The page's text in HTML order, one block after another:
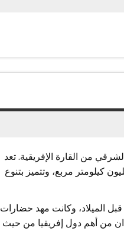
الشرقي من القارة الإفريقية. تعد
من أكبر الدول في إفريقيا من حيث المساحة، حيث تبلغ مساحتها حوالي 1.9 مليون كيلومتر مربع، وتتميز بتنوع
الميلاد، وكانت مهد حضارات
من أهم دول إفريقيا من حيث